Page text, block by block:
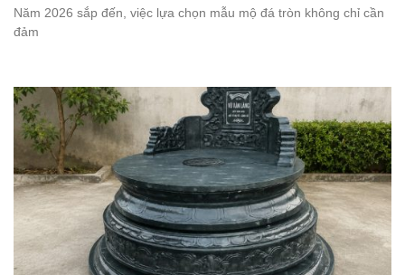
Năm 2026 sắp đến, việc lựa chọn mẫu mộ đá tròn không chỉ cần
đảm